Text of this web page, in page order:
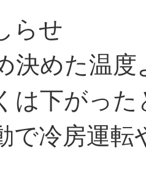
らせ
決めた温
は下がっ
で冷房運